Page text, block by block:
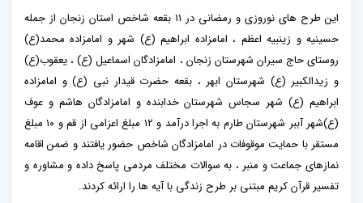
این طرح های نوروزی و رمضانی در ۱۱ بقعه شاخص استان زنجان از جمله
حسینیه و زینبیه اعظم ، امامزاده ابراهیم (ع) شهر و امامزاده محمد(ع)
روستای حاج سیران شهرستان زنجان ، امامزادگان اسماعیل (ع) ، یعقوب(ع)
و زیدالکبیر (ع) شهرستان ابهر ، بقعه حضرت قیدار نبی (ع) و امامزاده
ابراهیم (ع) شهر سجاس شهرستان خدابنده و امامزادگان هاشم و عوف
(ع)شهر آببر شهرستان طارم به اجرا درآمد و ۱۲ مبلغ اعزامی از قم و ۱۰ مبلغ
مستقر با حمایت موقوفات در امامزادگان شاخص حضور یافتند و ضمن اقامه
نمازهای جماعت و منبر ، به سوالات مختلف مردمی پاسخ داده و مشاوره و
تفسیر قرآن کریم مبتنی بر طرح زندگی با آیه ها را ارائه کردند.